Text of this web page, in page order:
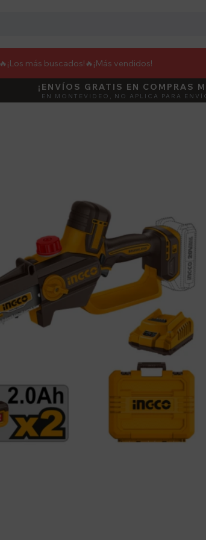
🔥¡Los más buscados!🔥 ¡Más vendidos!
¡ENVÍOS GRATIS EN COMPRAS
EN MONTEVIDEO, NO APLICA PARA